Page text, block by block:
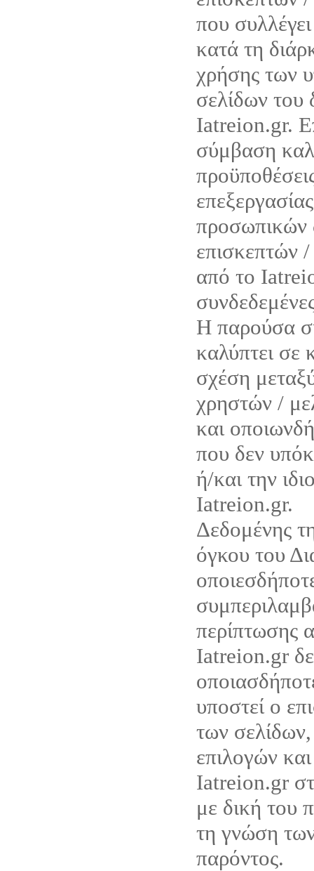
που
κατά τη
χρήσης των
σελίδων του
Iatreion.gr.
σύμβαση
προσωπικών
επισκεπτών
από το
Η παρούσα
καλύπτει σε
σχέση
χρηστών /
και
που δεν
ή/και την
Iatreion.gr.
Δεδομένης
όγκου του
περίπτωσης
Iatreion.gr
υποστεί ο
των
επιλογών
Iatreion.gr
με δική του
τη γνώση
παρόντος.